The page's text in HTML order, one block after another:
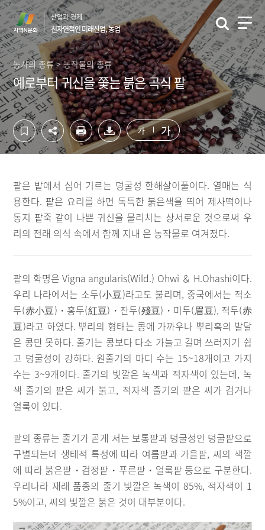
컨
텐
츠
영
역
바
로
가
기
하
단
영
역
바
로
가
기
산업과 경제
친자연적인 미래산업, 농업
농사의 종류 > 농작물의 종류
예로부터 귀신을 쫓는 붉은 곡식 팥
가 가
팥은 밭에서 심어 기르는 덩굴성 한해살이풀이다. 열매는 식
용한다. 팥은 요리를 하면 독특한 붉은색을 띄어 제사떡이나
동지 팥죽 같이 나쁜 귀신을 물리치는 상서로운 것으로써 우
리의 전래 의식 속에서 함께 지내 온 농작물로 여겨졌다.
팥의 학명은 Vigna angularis(Wild.) Ohwi ＆ H.Ohashi이다.
우리 나라에서는 소두(小豆)라고도 불리며, 중국에서는 적소
두(赤小豆)・홍두(紅豆)・잔두(殘豆)・미두(眉豆), 적두(赤
豆)라고 하였다. 뿌리의 형태는 콩에 가까우나 뿌리혹의 발달
은 콩만 못하다. 줄기는 콩보다 다소 가늘고 길며 쓰러지기 쉽
고 덩굴성이 강하다. 원줄기의 마디 수는 15~18개이고 가지
수는 3~9개이다. 줄기의 빛깔은 녹색과 적자색이 있는데, 녹
색 줄기의 팥은 씨가 붉고, 적자색 줄기의 팥은 씨가 검거나
얼룩이 있다.
팥의 종류는 줄기가 곧게 서는 보통팥과 덩굴성인 덩굴팥으로
구별되는데 생태적 특성에 따라 여름팥과 가을팥, 씨의 색깔
에 따라 붉은팥・검정팥・푸른팥・얼룩팥 등으로 구분한다.
우리나라 재래 품종의 줄기 빛깔은 녹색이 85%, 적자색이 1
5%이고, 씨의 빛깔은 붉은 것이 대부분이다.